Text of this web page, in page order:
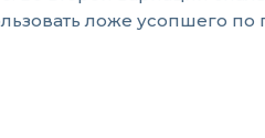
ложе усопшего